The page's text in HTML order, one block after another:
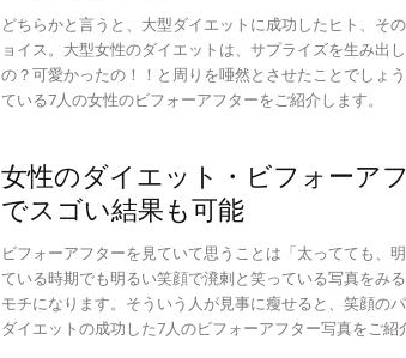
どちらかと言うと、大型ダイエットに成功したヒト、そ
ョイス。大型女性のダイエットは、サプライズを生み出
の？可愛かったの！！と周りを唖然とさせたことでしょ
ている7人の女性のビフォーアフターをご紹介します。
女性のダイエット・ビフォーア
でスゴい結果も可能
ビフォーアフターを見ていて思うことは「太ってても、
ている時期でも明るい笑顔で溌剌と笑っている写真をみ
モチになります。そういう人が見事に瘦せると、笑顔の
ダイエットの成功した7人のビフォーアフター写真をご紹